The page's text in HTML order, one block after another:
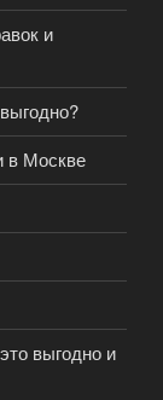
и
в Москве
выгодно и